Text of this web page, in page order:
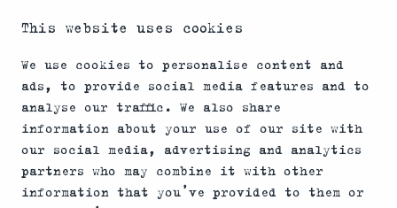
This website uses cookies
We use cookies to personalise content and
ads, to provide social media features and to
analyse our traffic. We also share
information about your use of our site with
our social media, advertising and analytics
partners who may combine it with other
information that you’ve provided to them or
https://www.google.com/analytics/terms/de.htm
hl=de
Sie können darüber hinaus die Erfassung der
durch den Cookie erzeugten und auf die
Nutzung des Onlineangebotes bezogenen Daten
(inkl. Ihrer IP-Adresse) an Google sowie die
Verarbeitung dieser Daten durch Google
verhindern, indem Sie über folgenden Link ein